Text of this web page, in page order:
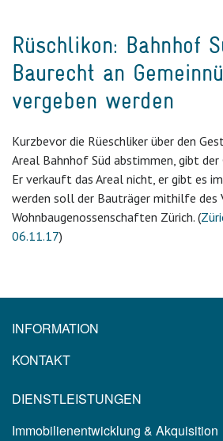
Rüschlikon: Bahnhof
Baurecht an
vergeben werden
Kurzbevor die Rüeschliker über den
Areal Bahnhof Süd abstimmen, gibt
Er verkauft das Areal nicht, er gibt es
werden soll der Bauträger mithilfe des
Wohnbaugenossenschaften Zürich. (
06.11.17)
INFORMATION
KONTAKT
DIENSTLEISTUNGEN
Immobilienentwicklung & Akquisition